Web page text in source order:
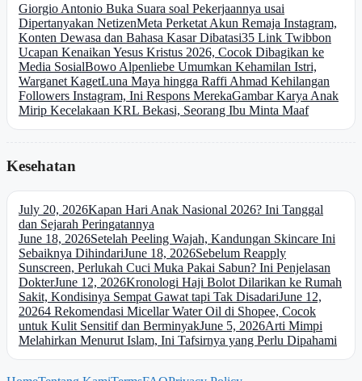
Giorgio Antonio Buka Suara soal Pekerjaannya usai
Dipertanyakan NetizenMeta Perketat Akun Remaja Instagram,
Konten Dewasa dan Bahasa Kasar Dibatasi35 Link Twibbon
Ucapan Kenaikan Yesus Kristus 2026, Cocok Dibagikan ke
Media SosialBowo Alpenliebe Umumkan Kehamilan Istri,
Warganet KagetLuna Maya hingga Raffi Ahmad Kehilangan
Followers Instagram, Ini Respons MerekaGambar Karya Anak
Mirip Kecelakaan KRL Bekasi, Seorang Ibu Minta Maaf
Kesehatan
July 20, 2026Kapan Hari Anak Nasional 2026? Ini Tanggal
dan Sejarah Peringatannya
June 18, 2026Setelah Peeling Wajah, Kandungan Skincare Ini
Sebaiknya DihindariJune 18, 2026Sebelum Reapply
Sunscreen, Perlukah Cuci Muka Pakai Sabun? Ini Penjelasan
DokterJune 12, 2026Kronologi Haji Bolot Dilarikan ke Rumah
Sakit, Kondisinya Sempat Gawat tapi Tak DisadariJune 12,
20264 Rekomendasi Micellar Water Oil di Shopee, Cocok
untuk Kulit Sensitif dan BerminyakJune 5, 2026Arti Mimpi
Melahirkan Menurut Islam, Ini Tafsirnya yang Perlu Dipahami